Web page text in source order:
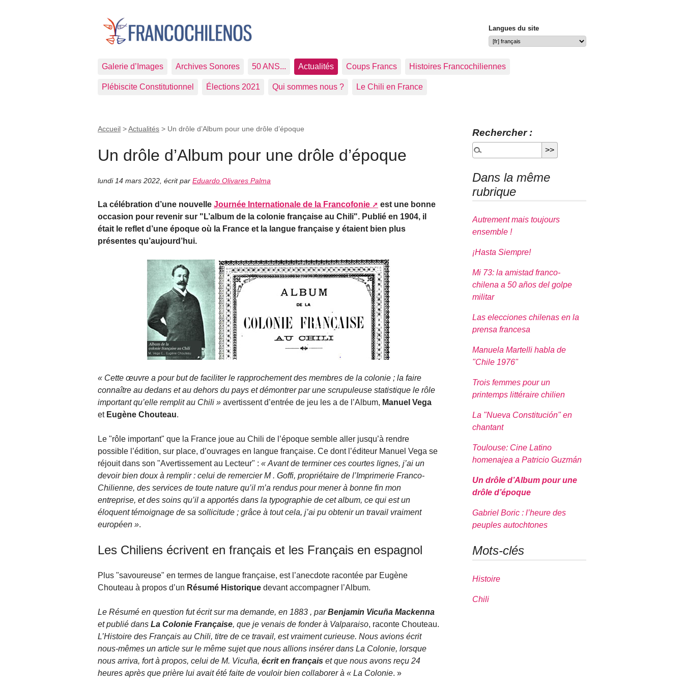
Langues du site
Galerie d’Images Archives Sonores 50 ANS... Actualités Coups Francs Histoires Francochiliennes
Plébiscite Constitutionnel Élections 2021 Qui sommes nous ? Le Chili en France
Accueil >Actualités > Un drôle d’Album pour une drôle d’époque
Un drôle d’Album pour une drôle d’époque
lundi 14 mars 2022 écrit par Eduardo Olivares Palma
La célébration d’une nouvelle Journée Internationale de la Francofonie
est une bonne
occasion pour revenir sur "L’album de la colonie française au Chili". Publié en 1904, il
était le reflet d’une époque où la France et la langue française y étaient bien plus
présentes qu’aujourd’hui.
« Cette œuvre a pour but de faciliter le rapprochement des membres de la colonie ; la faire
connaître au dedans et au dehors du pays et démontrer par une scrupuleuse statistique le rôle
important qu’elle remplit au Chili » avertissent d’entrée de jeu les a de l’Album, Manuel Vega
et Eugène Chouteau.
Le "rôle important" que la France joue au Chili de l’époque semble aller jusqu’à rendre
possible l’édition, sur place, d’ouvrages en langue française. Ce dont l’éditeur Manuel Vega se
réjouit dans son "Avertissement au Lecteur" : « Avant de terminer ces courtes lignes, j’ai un
devoir bien doux à remplir : celui de remercier M . Goffi, propriétaire de l’Imprimerie Franco-
Chilienne, des services de toute nature qu’il m’a rendus pour mener à bonne fin mon
entreprise, et des soins qu’il a apportés dans la typographie de cet album, ce qui est un
éloquent témoignage de sa sollicitude ; grâce à tout cela, j’ai pu obtenir un travail vraiment
européen ».
Les Chiliens écrivent en français et les Français en espagnol
Plus "savoureuse" en termes de langue française, est l’anecdote racontée par Eugène
Chouteau à propos d’un Résumé Historique devant accompagner l’Album.
Le Résumé en question fut écrit sur ma demande, en 1883 , parBenjamin Vicuña Mackenna
et publié dans La Colonie Française, que je venais de fonder à Valparaiso, raconte Chouteau.
L’Histoire des Français au Chili, titre de ce travail, est vraiment curieuse. Nous avions écrit
nous-mêmes un article sur le même sujet que nous allions insérer dans La Colonie, lorsque
nous arriva, fort à propos, celui de M. Vicuña, écrit en français et que nous avons reçu 24
heures après que prière lui avait été faite de vouloir bien collaborer à « La Colonie. »
Rechercher :
Dans la même
rubrique
Autrement mais toujours
ensemble !
¡Hasta Siempre!
Mi 73: la amistad franco-
chilena a 50 años del golpe
militar
Las elecciones chilenas en la
prensa francesa
Manuela Martelli habla de
"Chile 1976"
Trois femmes pour un
printemps littéraire chilien
La "Nueva Constitución" en
chantant
Toulouse: Cine Latino
homenajea a Patricio Guzmán
Un drôle d’Album pour une
drôle d’époque
Gabriel Boric : l’heure des
peuples autochtones
Mots-clés
Histoire
Chili